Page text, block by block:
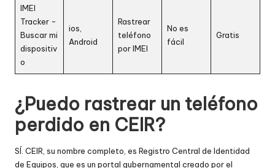
IMEI
Tracker -
Buscar mi
dispositiv
o
ios,
Android
Rastrear
teléfono
por IMEI
No es
fácil
Gratis
¿Puedo rastrear un teléfono
perdido en CEIR?
SÍ. CEIR, su nombre completo, es Registro Central de Identidad
de Equipos, que es un portal gubernamental creado por el